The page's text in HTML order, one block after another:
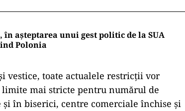
în așteptarea unui gest politic de la SUA
Polonia
vestice, toate actualele restricţii vor
mai stricte pentru numărul de
în biserici, centre comerciale închise şi